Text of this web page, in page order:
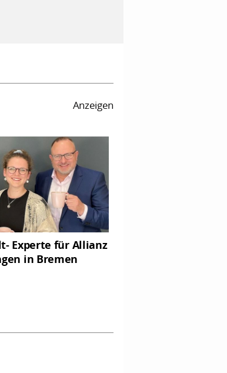
Anzeigen
Experte für Allianz
in Bremen